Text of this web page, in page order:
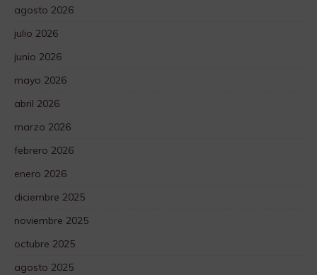
agosto 2026
julio 2026
junio 2026
mayo 2026
abril 2026
marzo 2026
febrero 2026
enero 2026
diciembre 2025
noviembre 2025
octubre 2025
agosto 2025